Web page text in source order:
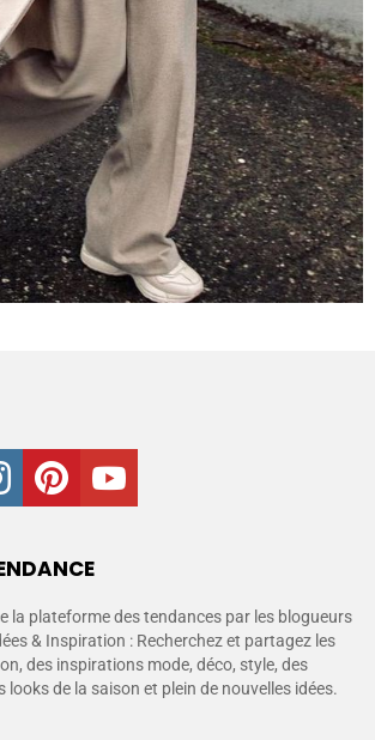
instagrampinterestyoutube
la plateforme des tendances par les blogueurs
& Inspiration : Recherchez et partagez les
des inspirations mode, déco, style, des
looks de la saison et plein de nouvelles idées.